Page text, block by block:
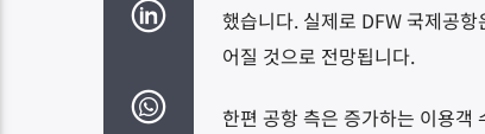
했습니다. 실제로 DFW국제공항
어질 것으로 전망됩니다.
한편 공항 측은 증가하는 이용객